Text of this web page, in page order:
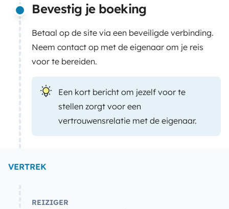
Bevestig je boeking
Betaal op de site via een beveiligde verbinding.
Neem contact op met de eigenaar om je reis
voor te bereiden.
Een kort bericht om jezelf voor te
stellen zorgt voor een
vertrouwensrelatie met de eigenaar.
VERTREK
REIZIGER